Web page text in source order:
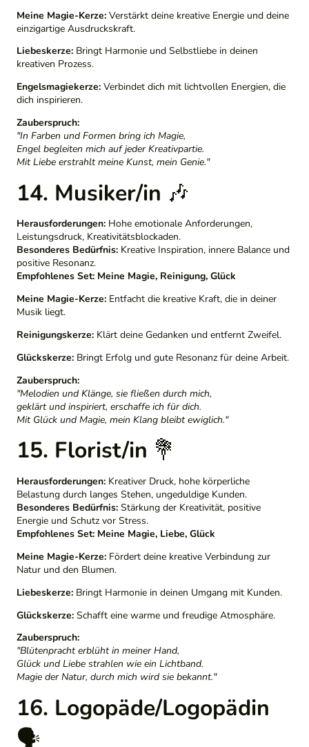
Meine Magie-Kerze: Verstärkt deine kreative Energie und deine
einzigartige Ausdruckskraft.
Liebeskerze: Bringt Harmonie und Selbstliebe in deinen
kreativen Prozess.
Engelsmagiekerze: Verbindet dich mit lichtvollen Energien, die
dich inspirieren.
Zauberspruch:
"In Farben und Formen bring ich Magie,
Engel begleiten mich auf jeder Kreativpartie.
Mit Liebe erstrahlt meine Kunst, mein Genie."
14. Musiker/in 🎶
Herausforderungen: Hohe emotionale Anforderungen,
Leistungsdruck, Kreativitätsblockaden.
Besonderes Bedürfnis: Kreative Inspiration, innere Balance und
positive Resonanz.
Empfohlenes Set: Meine Magie, Reinigung, Glück
Meine Magie-Kerze: Entfacht die kreative Kraft, die in deiner
Musik liegt.
Reinigungskerze: Klärt deine Gedanken und entfernt Zweifel.
Glückskerze: Bringt Erfolg und gute Resonanz für deine Arbeit.
Zauberspruch:
"Melodien und Klänge, sie fließen durch mich,
geklärt und inspiriert, erschaffe ich für dich.
Mit Glück und Magie, mein Klang bleibt ewiglich."
15. Florist/in 💐
Herausforderungen: Kreativer Druck, hohe körperliche
Belastung durch langes Stehen, ungeduldige Kunden.
Besonderes Bedürfnis: Stärkung der Kreativität, positive
Energie und Schutz vor Stress.
Empfohlenes Set: Meine Magie, Liebe, Glück
Meine Magie-Kerze: Fördert deine kreative Verbindung zur
Natur und den Blumen.
Liebeskerze: Bringt Harmonie in deinen Umgang mit Kunden.
Glückskerze: Schafft eine warme und freudige Atmosphäre.
Zauberspruch:
"Blütenpracht erblüht in meiner Hand,
Glück und Liebe strahlen wie ein Lichtband.
Magie der Natur, durch mich wird sie bekannt."
16. Logopäde/Logopädin
🗣️